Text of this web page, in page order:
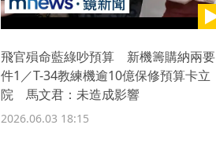
飛官殞命藍綠吵預算 新機籌購納兩要
件1／T-34教練機逾10億保修預算卡立
院 馬文君：未造成影響
2026.06.03 18:15